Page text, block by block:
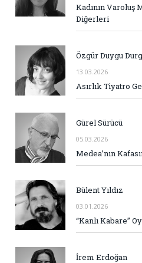
Kadının Varoluş
Diğerleri
Özgür Duygu
13.03.2026
Asırlık Tiyatro
Gürel Sürücü
05.03.2026
Medea’nın
Bülent Yıldız
03.01.2026
“Kanlı Kabare”
İrem Erdoğan